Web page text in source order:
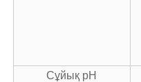
Сұйық рН